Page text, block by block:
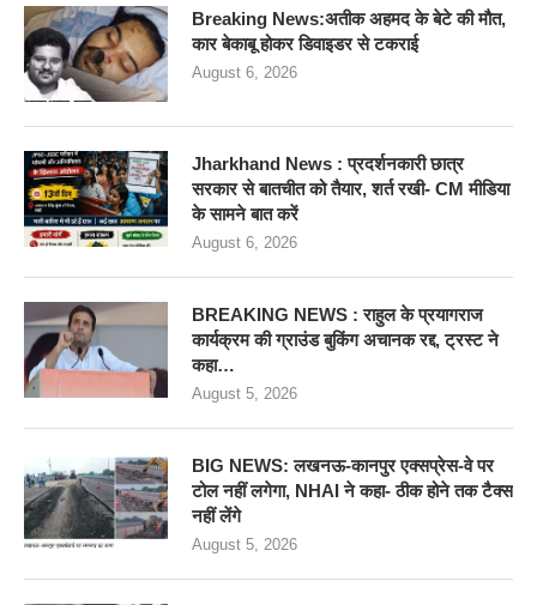
Breaking News:अतीक अहमद के बेटे की मौत,
कार बेकाबू होकर डिवाइडर से टकराई
August 6, 2026
Jharkhand News : प्रदर्शनकारी छात्र
सरकार से बातचीत को तैयार, शर्त रखी- CM मीडिया
के सामने बात करें
August 6, 2026
BREAKING NEWS : राहुल के प्रयागराज
कार्यक्रम की ग्राउंड बुकिंग अचानक रद्द, ट्रस्ट ने
कहा…
August 5, 2026
BIG NEWS: लखनऊ-कानपुर एक्सप्रेस-वे पर
टोल नहीं लगेगा, NHAI ने कहा- ठीक होने तक टैक्स
नहीं लेंगे
August 5, 2026